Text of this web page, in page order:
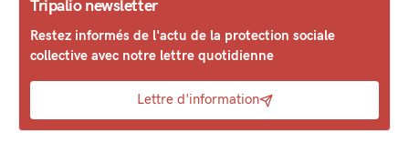
Tripalio newsletter
Restez informés de l'actu de la protection sociale
collective avec notre lettre quotidienne
Lettre d'information